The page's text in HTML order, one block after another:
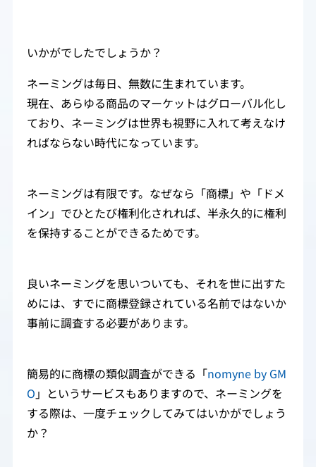
いかがでしたでしょうか？
ネーミングは毎日、無数に生まれています。
現在、あらゆる商品のマーケットはグローバル化し
ており、ネーミングは世界も視野に入れて考えなけ
ればならない時代になっています。
ネーミングは有限です。なぜなら「商標」や「ドメ
イン」でひとたび権利化されれば、半永久的に権利
を保持することができるためです。
良いネーミングを思いついても、それを世に出すた
めには、すでに商標登録されている名前ではないか
事前に調査する必要があります。
簡易的に商標の類似調査ができる「nomyne by GM
O」というサービスもありますので、ネーミングを
する際は、一度チェックしてみてはいかがでしょう
か？